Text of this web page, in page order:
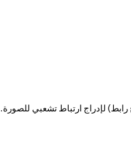
رابط) لإدراج ارتباط تشعبي للصورة.